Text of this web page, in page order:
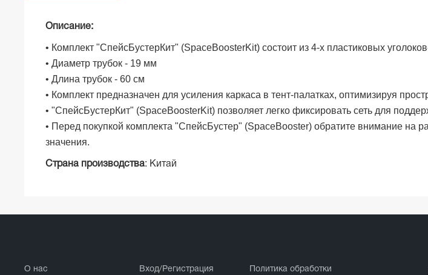
Описание:
• Комплект "СпейсБустерКит" (SpaceBoosterKit) состоит из 4-х пластиковых
• Диаметр трубок - 19 мм
• Длина трубок - 60 см
• Комплект предназначен для усиления каркаса в тент-палатках, оптимизируя
• "СпейсБустерКит" (SpaceBoosterKit) позволяет легко фиксировать сеть для
• Перед покупкой комплекта "СпейсБустер" (SpaceBooster) обратите внимание на
значения.
Страна производства: Китай
О нас Вход/Регистрация Политика обработки